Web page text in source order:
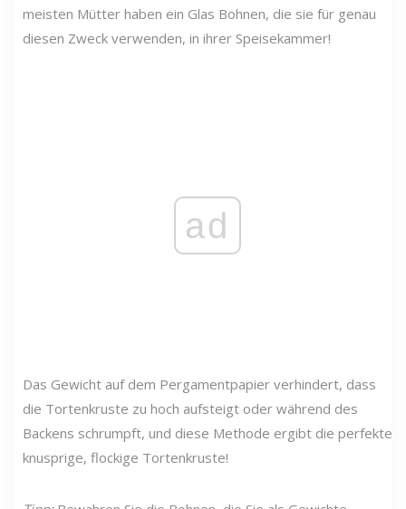
meisten Mütter haben ein Glas Bohnen, die sie für genau
diesen Zweck verwenden, in ihrer Speisekammer!
ad
Das Gewicht auf dem Pergamentpapier verhindert, dass
die Tortenkruste zu hoch aufsteigt oder während des
Backens schrumpft, und diese Methode ergibt die perfekte
knusprige, flockige Tortenkruste!